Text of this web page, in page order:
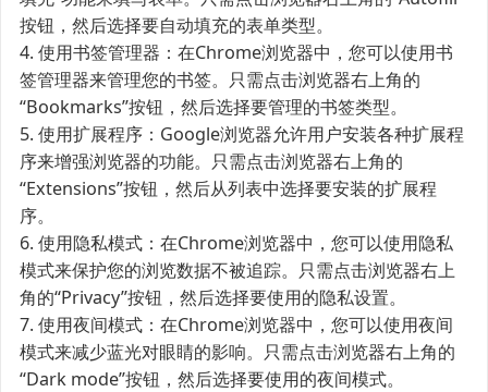
按钮，然后选择要自动填充的表单类型。
4. 使用书签管理器：在Chrome浏览器中，您可以使用书
签管理器来管理您的书签。只需点击浏览器右上角的
“Bookmarks”按钮，然后选择要管理的书签类型。
5. 使用扩展程序：Google浏览器允许用户安装各种扩展程
序来增强浏览器的功能。只需点击浏览器右上角的
“Extensions”按钮，然后从列表中选择要安装的扩展程
序。
6. 使用隐私模式：在Chrome浏览器中，您可以使用隐私
模式来保护您的浏览数据不被追踪。只需点击浏览器右上
角的“Privacy”按钮，然后选择要使用的隐私设置。
7. 使用夜间模式：在Chrome浏览器中，您可以使用夜间
模式来减少蓝光对眼睛的影响。只需点击浏览器右上角的
“Dark mode”按钮，然后选择要使用的夜间模式。